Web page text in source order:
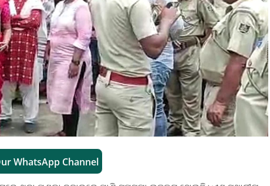
WhatsApp Channel